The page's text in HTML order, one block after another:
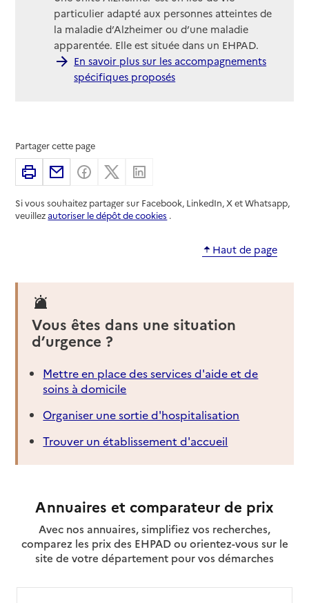
particulier adapté aux personnes atteintes de
la maladie d’Alzheimer ou d’une maladie
apparentée. Elle est située dans un EHPAD.
En savoir plus sur les accompagnements
spécifiques proposés
Partager cette page
ImprimerPartager par email
Partager sur Facebook
Partager sur X
Si vous souhaitez partager sur Facebook, LinkedIn, X et Whatsapp,
veuillezautoriser le dépôt de cookies .
Haut de page
Vous êtes dans une situation
d’urgence ?
Mettre en place des services d'aide et de
soins à domicile
Organiser une sortie d'hospitalisation
Trouver un établissement d'accueil
Annuaires et comparateur de prix
Avec nos annuaires, simplifiez vos recherches,
comparez les prix des EHPAD ou orientez-vous sur le
site de votre département pour vos démarches